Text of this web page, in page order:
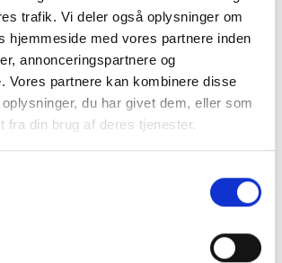
trafik. Vi deler også oplysninger om
hjemmeside med vores partnere inden
annonceringspartnere og
Vores partnere kan kombinere disse
du har givet dem, eller som
fra din brug af deres tjenester.
og besøg
i en af vores